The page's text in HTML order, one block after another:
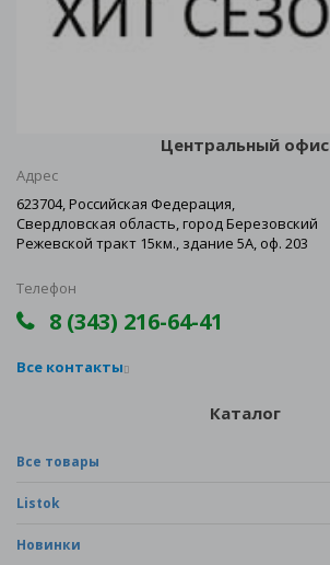
Центральный офис
Адрес
623704, Российская Федерация,
Свердловская область, город Березовский
Режевской тракт 15км., здание 5А, оф. 203
Телефон
8 (343) 216-64-41
Все контакты
Каталог
Все товары
Listok
Новинки